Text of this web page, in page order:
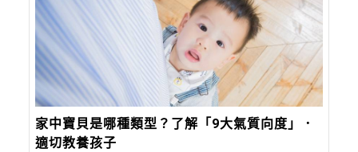
家中寶貝是哪種類型？了解「9大氣質向度」．
適切教養孩子